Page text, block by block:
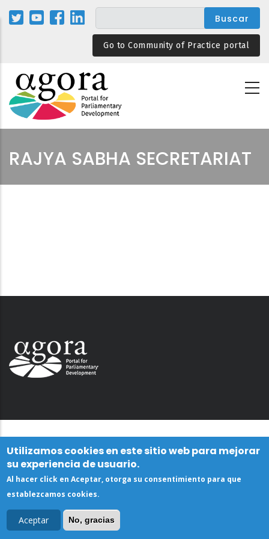
Pasar
Go to Community of Practice portal
RAJYA SABHA SECRETARIAT
Utilizamos cookies en este sitio web para mejorar
su experiencia de usuario.
Al hacer click en Aceptar, otorga su consentimiento para que
establezcamos cookies.
Aceptar No, gracias